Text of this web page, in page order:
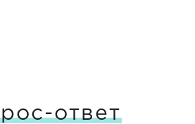
ответ